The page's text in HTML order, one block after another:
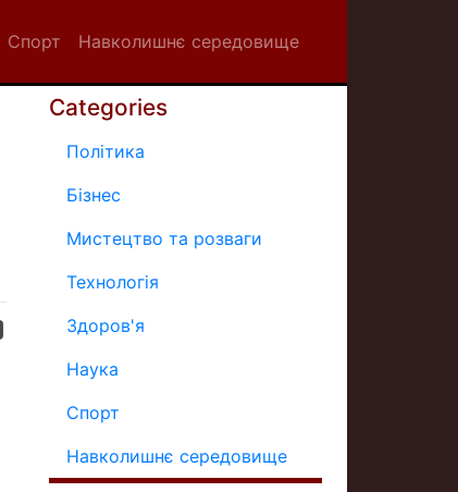
Спорт Навколишнє середовище
Categories
Політика
Бізнес
Мистецтво та розваги
Технологія
Здоров'я
Наука
Спорт
Навколишнє середовище